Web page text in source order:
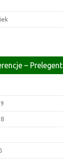
– Prelegent